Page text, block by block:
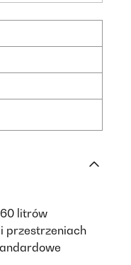
litrów
przestrzeniach